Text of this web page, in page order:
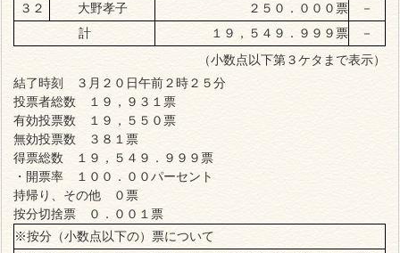
３２
大野孝子 ２５０．０００票
－
計
１９，５４９．９９９票
－
（小数点以下第３ケタまで表示）
結了時刻 ３月２０日午前２時２５分
投票者総数 １９，９３１票
有効投票数 １９，５５０票
無効投票数 ３８１票
得票総数 １９，５４９．９９９票
・開票率 １００．００パーセント
持帰り、その他 ０票
按分切捨票 ０．００１票
※按分（小数点以下の）票について